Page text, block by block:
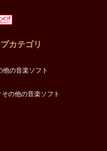
カテゴリ
他の音楽ソフト
の他の音楽ソフト